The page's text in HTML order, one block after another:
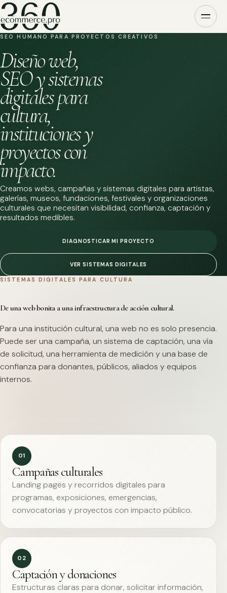
SEO HUMANO PARA PROYECTOS CREATIVOS
Diseño web,
SEO y sistemas
digitales para
cultura,
instituciones y
proyectos con
impacto.
Creamos webs, campañas y sistemas digitales para artistas,
galerías, museos, fundaciones, festivales y organizaciones
culturales que necesitan visibilidad, confianza, captación y
resultados medibles.
DIAGNOSTICAR MI PROYECTO
VER SISTEMAS DIGITALES
SISTEMAS DIGITALES PARA CULTURA
De una web bonita a una infraestructura de acción cultural.
Para una institución cultural, una web no es solo presencia.
Puede ser una campaña, un sistema de captación, una vía
de solicitud, una herramienta de medición y una base de
confianza para donantes, públicos, aliados y equipos
internos.
01
Campañas culturales
Landing pages y recorridos digitales para
programas, exposiciones, emergencias,
convocatorias y proyectos con impacto público.
02
Captación y donaciones
Estructuras claras para donar, solicitar información,